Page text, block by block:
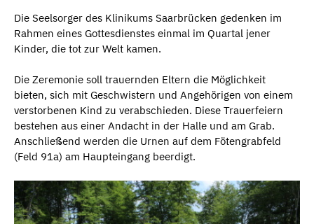
Die Seelsorger des Klinikums Saarbrücken gedenken im
Rahmen eines Gottesdienstes einmal im Quartal jener
Kinder, die tot zur Welt kamen.
Die Zeremonie soll trauernden Eltern die Möglichkeit
bieten, sich mit Geschwistern und Angehörigen von einem
verstorbenen Kind zu verabschieden. Diese Trauerfeiern
bestehen aus einer Andacht in der Halle und am Grab.
Anschließend werden die Urnen auf dem Fötengrabfeld
(Feld 91a) am Haupteingang beerdigt.